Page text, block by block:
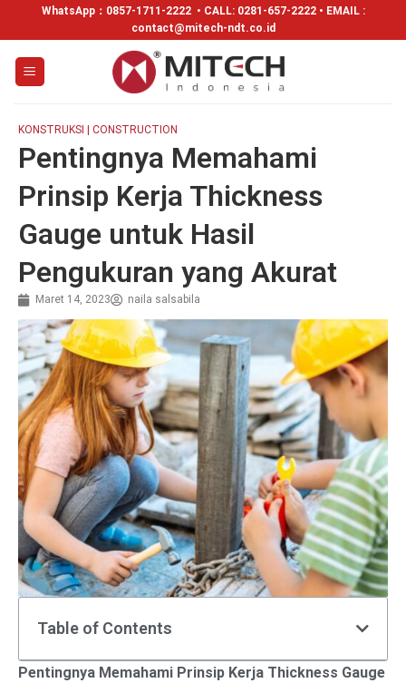
WhatsApp： 0857-1711-2222 • CALL: 0281-657-2222 • EMAIL :
contact@mitech-ndt.co.id
KONSTRUKSI | CONSTRUCTION
Pentingnya Memahami
Prinsip Kerja Thickness
Gauge untuk Hasil
Pengukuran yang Akurat
Maret 14, 2023 naila salsabila
Table of Contents
Pentingnya Memahami Prinsip Kerja Thickness Gauge